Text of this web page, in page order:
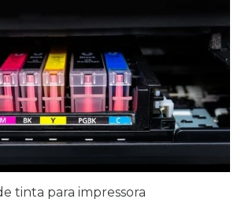
tinta para impressora